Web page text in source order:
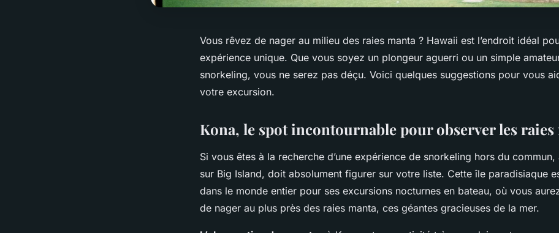
Vous rêvez de nager au milieu des raies manta ? Hawaii est l’endroit idéal
expérience unique. Que vous soyez un plongeur aguerri ou un simple
snorkeling, vous ne serez pas déçu. Voici quelques suggestions pour vous
votre excursion.
Kona, le spot incontournable pour observer les raies
Si vous êtes à la recherche d’une expérience de snorkeling hors du commun,
sur Big Island, doit absolument figurer sur votre liste. Cette île paradisiaque
dans le monde entier pour ses excursions nocturnes en bateau, où vous
de nager au plus près des raies manta, ces géantes gracieuses de la mer.